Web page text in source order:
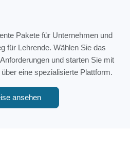
Pakete für Unternehmen und
für Lehrende. Wählen Sie das
und starten Sie mit
eine spezialisierte Plattform.
ansehen